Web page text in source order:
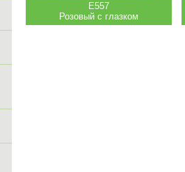
Е557
Розовый с глазком